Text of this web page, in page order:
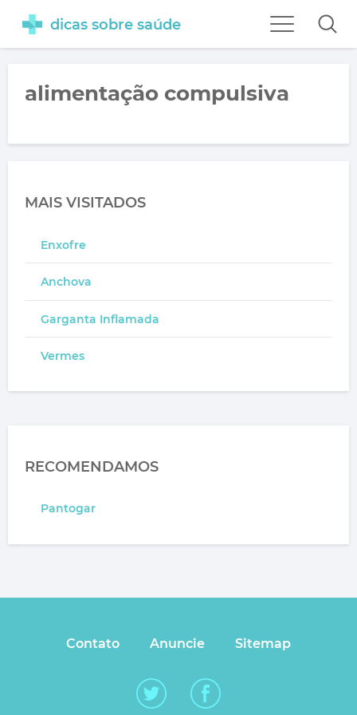
dicas sobre saúde
alimentação compulsiva
MAIS VISITADOS
Enxofre
Anchova
Garganta Inflamada
Vermes
RECOMENDAMOS
Pantogar
Contato Anuncie Sitemap